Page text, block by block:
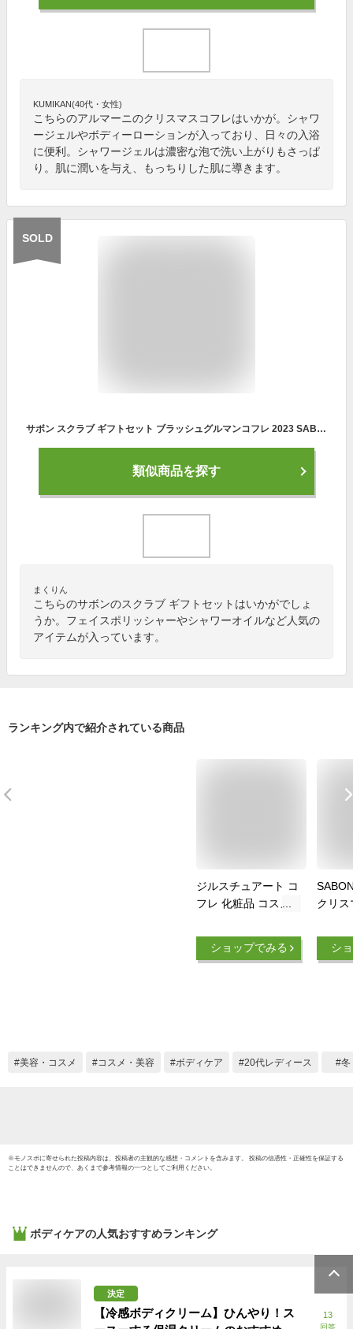
KUMIKAN(40代・女性)
こちらのアルマーニのクリスマスコフレはいかが。シャワ
ージェルやボディーローションが入っており、日々の入浴
に便利。シャワージェルは濃密な泡で洗い上がりもさっぱ
り。肌に潤いを与え、もっちりした肌に導きます。
SOLD
サボン スクラブ ギフトセット ブラッシュグルマンコフレ 2023 SABON フェイスケアキット ブラッシュ・グルマン 化粧品 フェイススクラブ フェイスポリッシャー シャワーオイル 新品 正規品 通販 2023
類似商品を探す
まくりん
こちらのサボンのスクラブ ギフトセットはいかがでしょ
うか。フェイスポリッシャーやシャワーオイルなど人気の
アイテムが入っています。
ランキング内で紹介されている商品
ジルスチュアート コ
フレ 化粧品 コスメ
トフローラル クリス
タル グロウ＆フィッ
品 新品 ギフト プレ
ショップでみる
クリス
ルデン
シ
美容・コスメ コスメ・美容 ボディケア 20代レディース 冬
※モノスポに寄せられた投稿内容は、投稿者の主観的な感想・コメントを含みます。 投稿の信憑性・正確性を保証する
ことはできませんので、あくまで参考情報の一つとしてご利用ください。
ボディケアの人気おすすめランキング
決定
【冷感ボディクリーム】ひんやり！ス
13
回答